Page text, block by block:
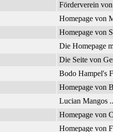
Förderverein
Homepage von
Homepage von
Die Homepage
Die Seite von
Bodo Hampel's
Homepage von
Lucian Mangos
Homepage von
Homepage von